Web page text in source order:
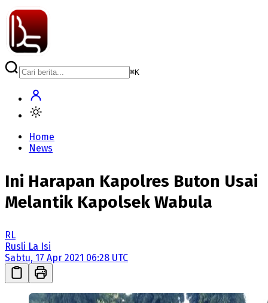
⌘K
Home
News
Ini Harapan Kapolres Buton Usai
Melantik Kapolsek Wabula
RL
Rusli La Isi
Sabtu, 17 Apr 2021 06:28 UTC